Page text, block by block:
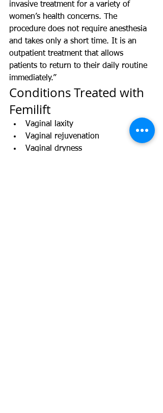
invasive treatment for a variety of
women’s health concerns. The
procedure does not require anesthesia
and takes only a short time. It is an
outpatient treatment that allows
patients to return to their daily routine
immediately.”
Conditions Treated with
Femilift
Vaginal laxity
Vaginal rejuvenation
Vaginal dryness